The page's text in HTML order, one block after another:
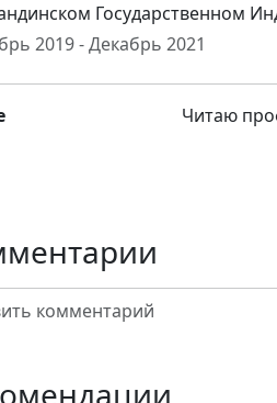
Государственном
2019 - Декабрь 2021
Читаю
комментарий